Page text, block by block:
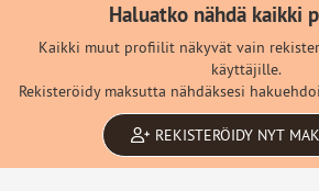
Haluatko nähdä kaikki
Kaikki muut profiilit näkyvät vain
käyttäjille.
Rekisteröidy maksutta nähdäksesi
REKISTERÖIDY NYT